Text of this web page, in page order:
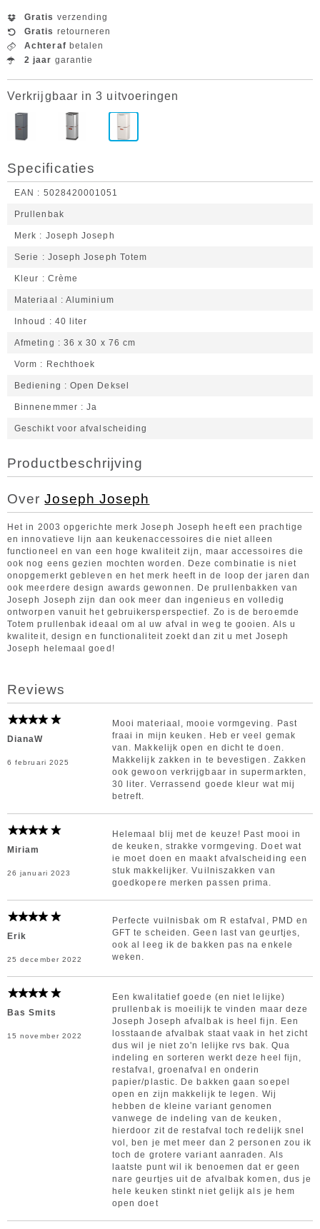
Gratis verzending
Gratis retourneren
Achteraf betalen
2 jaar garantie
Verkrijgbaar in 3 uitvoeringen
Specificaties
EAN 5028420001051
Prullenbak
Merk Joseph Joseph
Serie Joseph Joseph Totem
Kleur Crème
Materiaal Aluminium
Inhoud 40 liter
Afmeting 36 x 30 x 76 cm
Vorm Rechthoek
Bediening Open Deksel
Binnenemmer Ja
Geschikt voor afvalscheiding
Productbeschrijving
OverJoseph Joseph
Het in 2003 opgerichte merk Joseph Joseph heeft een prachtige
en innovatieve lijn aan keukenaccessoires die niet alleen
functioneel en van een hoge kwaliteit zijn, maar accessoires die
ook nog eens gezien mochten worden. Deze combinatie is niet
onopgemerkt gebleven en het merk heeft in de loop der jaren dan
ook meerdere design awards gewonnen. De prullenbakken van
Joseph Joseph zijn dan ook meer dan ingenieus en volledig
ontworpen vanuit het gebruikersperspectief. Zo is de beroemde
Totem prullenbak ideaal om al uw afval in weg te gooien. Als u
kwaliteit, design en functionaliteit zoekt dan zit u met Joseph
Joseph helemaal goed!
Reviews
DianaW
6 februari 2025
Mooi materiaal, mooie vormgeving. Past
fraai in mijn keuken. Heb er veel gemak
van. Makkelijk open en dicht te doen.
Makkelijk zakken in te bevestigen. Zakken
ook gewoon verkrijgbaar in supermarkten,
30 liter. Verrassend goede kleur wat mij
betreft.
Miriam
26 januari 2023
Helemaal blij met de keuze! Past mooi in
de keuken, strakke vormgeving. Doet wat
ie moet doen en maakt afvalscheiding een
stuk makkelijker. Vuilniszakken van
goedkopere merken passen prima.
Erik
25 december 2022
Perfecte vuilnisbak om R estafval, PMD en
GFT te scheiden. Geen last van geurtjes,
ook al leeg ik de bakken pas na enkele
weken.
Bas Smits
15 november 2022
Een kwalitatief goede (en niet lelijke)
prullenbak is moeilijk te vinden maar deze
Joseph Joseph afvalbak is heel fijn. Een
losstaande afvalbak staat vaak in het zicht
dus wil je niet zo'n lelijke rvs bak. Qua
indeling en sorteren werkt deze heel fijn,
restafval, groenafval en onderin
papier/plastic. De bakken gaan soepel
open en zijn makkelijk te legen. Wij
hebben de kleine variant genomen
vanwege de indeling van de keuken,
hierdoor zit de restafval toch redelijk snel
vol, ben je met meer dan 2 personen zou ik
toch de grotere variant aanraden. Als
laatste punt wil ik benoemen dat er geen
nare geurtjes uit de afvalbak komen, dus je
hele keuken stinkt niet gelijk als je hem
open doet